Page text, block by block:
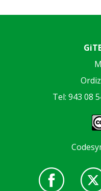
Tel: 943 08